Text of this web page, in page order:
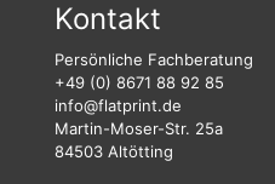
Kontakt
Persönliche Fachberatung
+49 (0) 8671 88 92 85
info@flatprint.de
Martin-Moser-Str. 25a
84503 Altötting